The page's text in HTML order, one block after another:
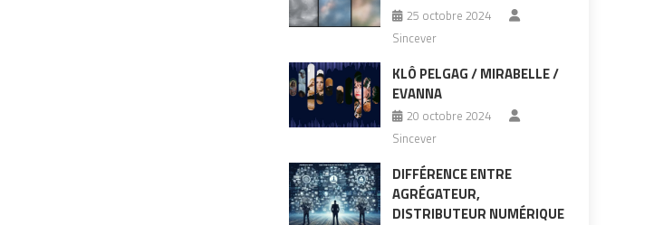
25 octobre 2024
Sincever
KLÔ PELGAG / MIRABELLE /
EVANNA
20 octobre 2024
Sincever
DIFFÉRENCE ENTRE
AGRÉGATEUR,
DISTRIBUTEUR NUMÉRIQUE